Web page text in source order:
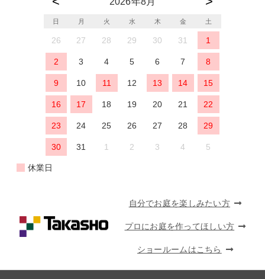
日 月 火 水 木 金 土
26 27 28 29 30 31 1
2 3 4 5 6 7 8
9 10 11 12 13 14 15
16 17 18 19 20 21 22
23 24 25 26 27 28 29
30 31 1 2 3 4 5
休業日
自分でお庭を楽しみたい方
プロにお庭を作ってほしい方
ショールームはこちら